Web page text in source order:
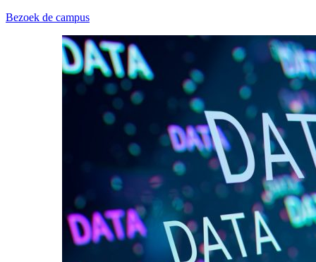
Bezoek de campus